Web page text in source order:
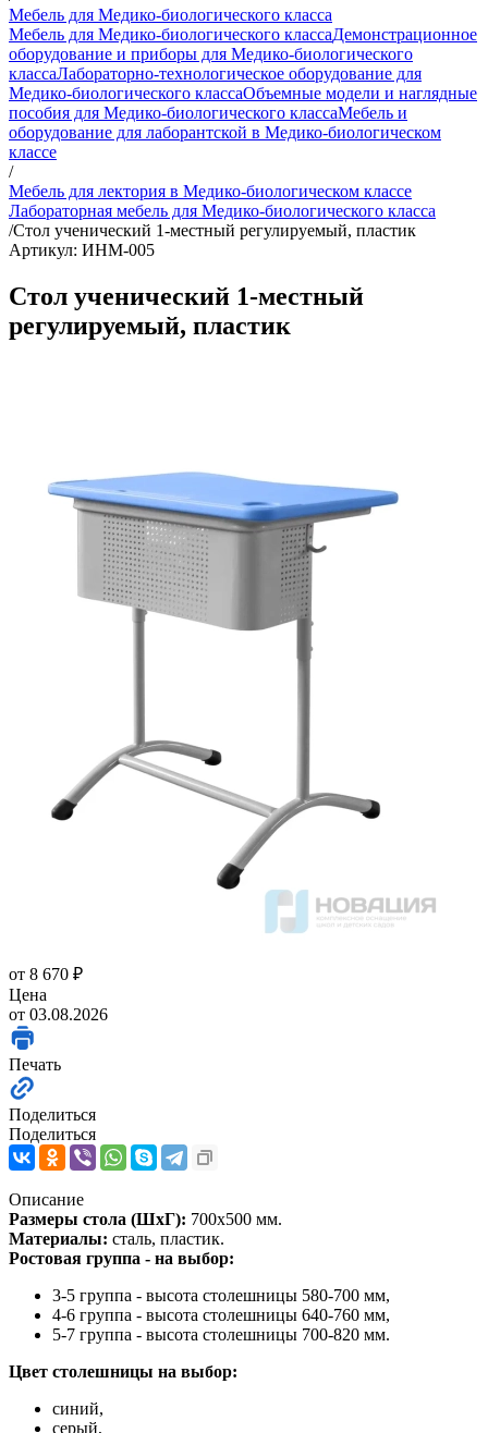
Мебель для Медико-биологического класса
Мебель для Медико-биологического классаДемонстрационное
оборудование и приборы для Медико-биологического
классаЛабораторно-технологическое оборудование для
Медико-биологического классаОбъемные модели и наглядные
пособия для Медико-биологического классаМебель и
оборудование для лаборантской в Медико-биологическом
классе
/
Мебель для лектория в Медико-биологическом классе
Лабораторная мебель для Медико-биологического класса
/Стол ученический 1-местный регулируемый, пластик
Артикул: ИНМ-005
Стол ученический 1-местный
регулируемый, пластик
от 8 670 ₽
Цена
от 03.08.2026
Печать
Поделиться
Поделиться
Описание
Размеры стола (ШхГ): 700х500 мм.
Материалы: сталь, пластик.
Ростовая группа - на выбор:
3-5 группа - высота столешницы 580-700 мм,
4-6 группа - высота столешницы 640-760 мм,
5-7 группа - высота столешницы 700-820 мм.
Цвет столешницы на выбор:
синий,
серый,